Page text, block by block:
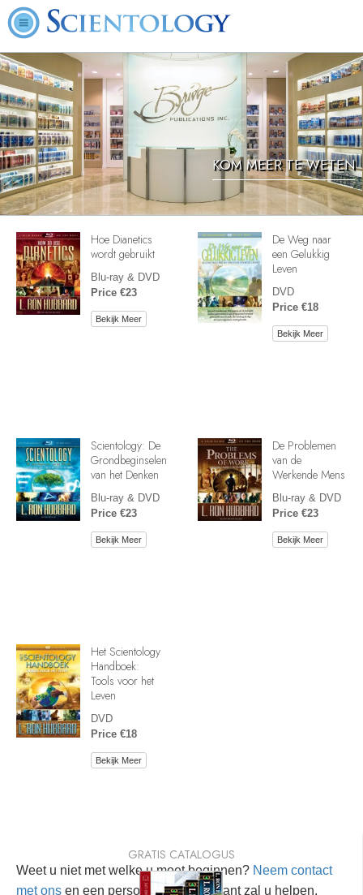
KOM MEER TE WETEN
Hoe Dianetics
wordt gebruikt
Blu-ray & DVD
Price €23
Bekijk Meer
De Weg naar
een Gelukkig
Leven
DVD
Price €18
Bekijk Meer
Scientology: De
Grondbeginselen
van het Denken
Blu-ray & DVD
Price €23
Bekijk Meer
De Problemen
van de
Werkende Mens
Blu-ray & DVD
Price €23
Bekijk Meer
Het Scientology
Handboek:
Tools voor het
Leven
DVD
Price €18
Bekijk Meer
Weet u niet met welke u moet beginnen? Neem contact
met ons en een persoonlijke consultant zal u helpen.
GRATIS CATALOGUS